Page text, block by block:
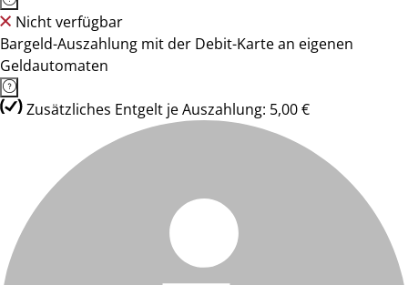
Nicht verfügbar
Bargeld-Auszahlung mit der Debit-Karte an eigenen
Geldautomaten
Zusätzliches Entgelt je Auszahlung: 5,00 €